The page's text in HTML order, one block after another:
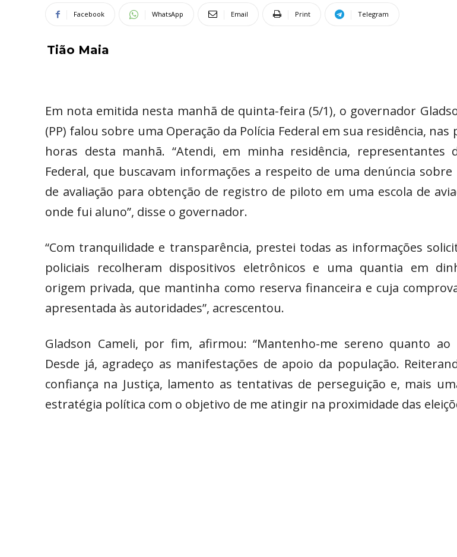
Facebook WhatsApp Email Print Telegram
Tião Maia
Em nota emitida nesta manhã de quinta-feira (5/1), o governador
(PP) falou sobre uma Operação da Polícia Federal em sua residência, nas
horas desta manhã. “Atendi, em minha residência, representantes
Federal, que buscavam informações a respeito de uma denúncia sobre
de avaliação para obtenção de registro de piloto em uma escola de
onde fui aluno”, disse o governador.
“Com tranquilidade e transparência, prestei todas as informações
policiais recolheram dispositivos eletrônicos e uma quantia em
origem privada, que mantinha como reserva financeira e cuja
apresentada às autoridades”, acrescentou.
Gladson Cameli, por fim, afirmou: “Mantenho-me sereno quanto ao
Desde já, agradeço as manifestações de apoio da população.
confiança na Justiça, lamento as tentativas de perseguição e, mais
estratégia política com o objetivo de me atingir na proximidade das